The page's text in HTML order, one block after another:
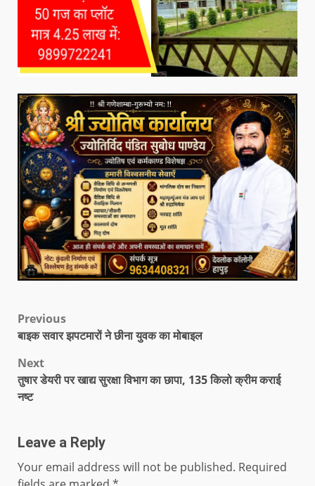
Previous
बाइक सवार झपटमारों ने छीना युवक का मोबाइल
Next
तुषार डेयरी पर खाद्य सुरक्षा विभाग का छापा, 135 किलो क्रीम कराई
नष्ट
Leave a Reply
Your email address will not be published. Required